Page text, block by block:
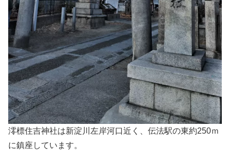
澪標住吉神社は新淀川左岸河口近く、伝法駅の東約250ｍ
に鎮座しています。